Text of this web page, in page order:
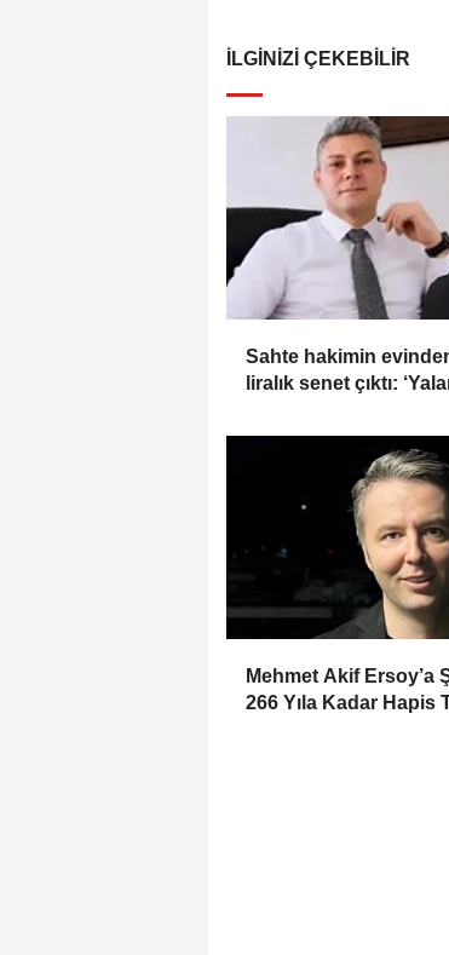
İLGINIZI ÇEKEBILIR
Sahte hakimin
liralık senet çıktı:
Mehmet Akif Ersoy’a
266 Yıla Kadar Hapis